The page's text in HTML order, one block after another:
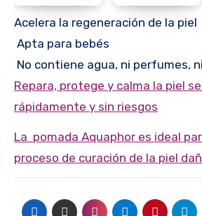
Acelera la regeneración de la piel
Apta para bebés
No contiene agua, ni perfumes,
Repara, protege y calma la piel seca y dañada
rápidamente y sin riesgos
La pomada Aquaphor es ideal para potenciar el
proceso de curación de la piel